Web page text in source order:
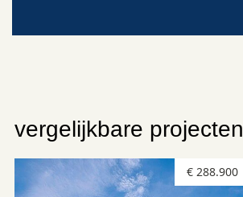
vergelijkbare projecten
€ 288.900